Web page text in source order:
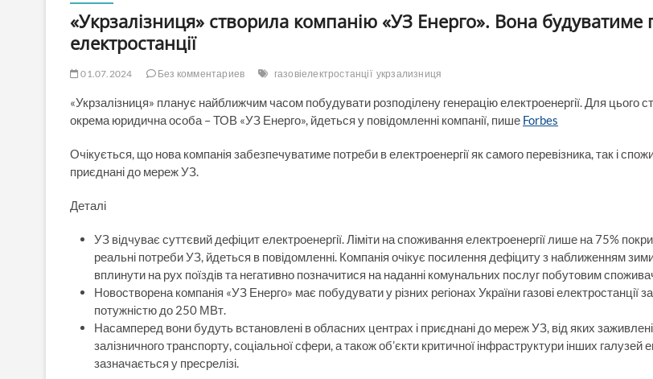
«Укрзалізниця» створила компанію «УЗ Енерго». Вона будуватиме
електростанції
01.07.2024 Без комментариев газовіелектростанції укрзализниця
«Укрзалізниця» планує найближчим часом побудувати розподілену генерацію електроенергії. Для цього
окрема юридична особа – ТОВ «УЗ Енерго», йдеться у повідомленні компанії, пише Forbes
Очікується, що нова компанія забезпечуватиме потреби в електроенергії як самого перевізника, так і
приєднані до мереж УЗ.
Деталі
УЗ відчуває суттєвий дефіцит електроенергії. Ліміти на споживання електроенергії лише на 75%
реальні потреби УЗ, йдеться в повідомленні. Компанія очікує посилення дефіциту з наближенням
вплинути на рух поїздів та негативно позначитися на наданні комунальних послуг побутовим
Новостворена компанія «УЗ Енерго» має побудувати у різних регіонах України газові електростанції
потужністю до 250 МВт.
Насамперед вони будуть встановлені в обласних центрах і приєднані до мереж УЗ, від яких заживлені
залізничного транспорту, соціальної сфери, а також об’єкти критичної інфраструктури інших галузей
зазначається у пресрелізі.